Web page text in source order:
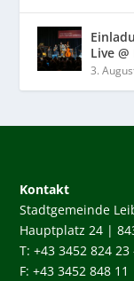
Live
3.
Kontakt
Stadtgemeinde
Hauptplatz 24 |
T: +43 3452 824 23
F: +43 3452 848 11